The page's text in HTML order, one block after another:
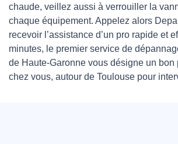
chaude, veillez aussi à verrouiller la
chaque équipement. Appelez alors
recevoir l’assistance d’un pro rapide et
minutes, le premier service de
de Haute-Garonne vous désigne un bon
chez vous, autour de Toulouse pour